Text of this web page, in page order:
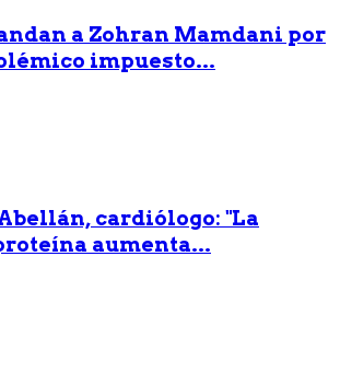
a Zohran Mamdani por
impuesto...
cardiólogo: "La
aumenta...